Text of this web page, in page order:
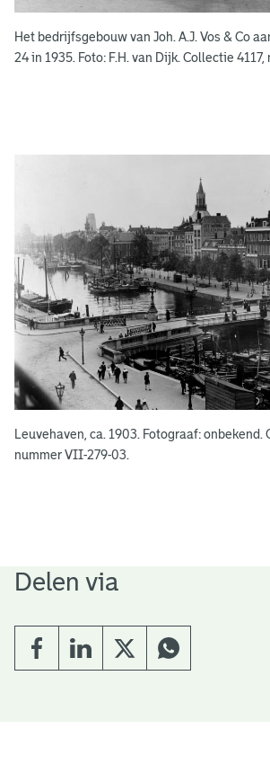
e
n
Het bedrijfsgebouw van Joh. A.J. Vos & Co
24 in 1935. Foto: F.H. van Dijk. Collectie 4117,
n
Leuvehaven, ca. 1903. Fotograaf: onbekend.
nummer VII-279-03.
Delen via